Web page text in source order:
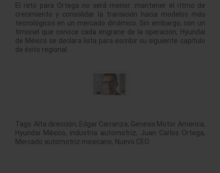
El reto para Ortega no será menor: mantener el ritmo de
crecimiento y consolidar la transición hacia modelos más
tecnológicos en un mercado dinámico . Sin embargo, con un
timonel que conoce cada engrane de la operación, Hyundai
de México se declara lista para escribir su siguiente capítulo
de éxito regional.
Tags: Alta dirección, Edgar Carranza, Genesis Motor America,
Hyundai México, industria automotriz, Juan Carlos Ortega,
Mercado automotriz mexicano, Nuevo CEO